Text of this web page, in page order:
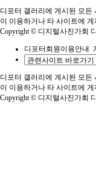
디포터 갤러리에 게시된 모든
이 이용하거나 타 사이트에
Copyright © 디지털사진가회
디포터회원이용안내
디포터 갤러리에 게시된 모든
이 이용하거나 타 사이트에
Copyright © 디지털사진가회